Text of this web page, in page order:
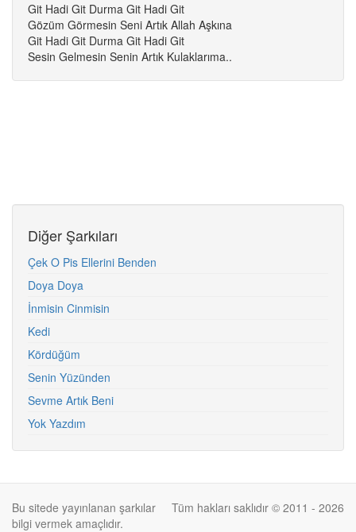
Git Hadi Git Durma Git Hadi Git
Gözüm Görmesin Seni Artık Allah Aşkına
Git Hadi Git Durma Git Hadi Git
Sesin Gelmesin Senin Artık Kulaklarıma..
Diğer Şarkıları
Çek O Pis Ellerini Benden
Doya Doya
İnmisin Cinmisin
Kedi
Kördüğüm
Senin Yüzünden
Sevme Artık Beni
Yok Yazdım
Tüm hakları saklıdır © 2011 - 2026
Bu sitede yayınlanan şarkılar
bilgi vermek amaçlıdır.